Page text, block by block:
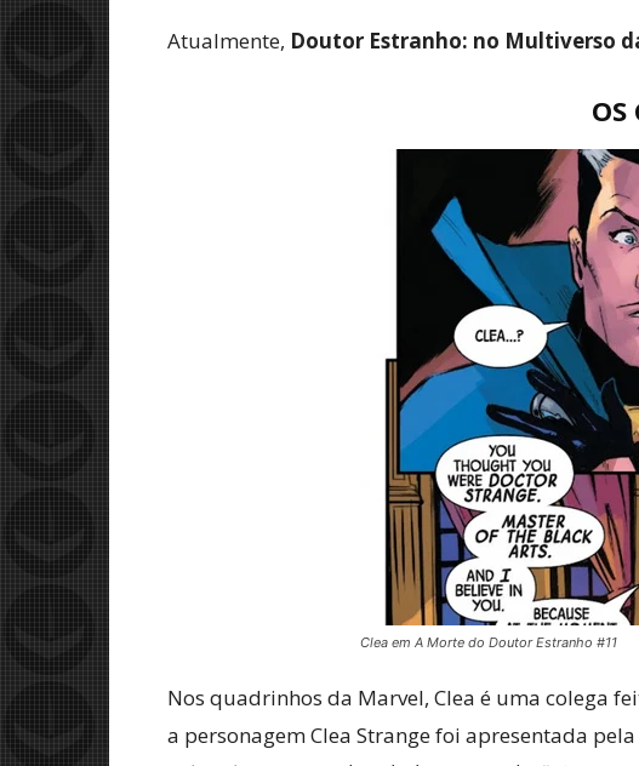
Atualmente, Doutor Estranho: no Multiverso
OS
Clea em A Morte do Doutor Estranho #11
Nos quadrinhos da Marvel, Clea é uma colega
a personagem Clea Strange foi apresentada